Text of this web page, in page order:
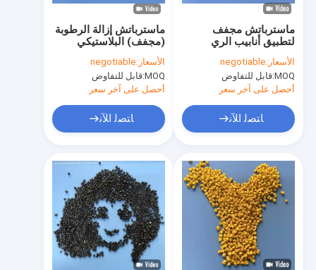
منتجات
معلومات عنا
جولة في المعمل
ماسترباتش إزالة الرطوبة
(مجفف) البلاستيكي
للتطبيقات الزراعية
الأسعار:negotiable
MOQ: قابل للتفاوض
أحصل على آخر سعر
ﺎﺘﺼﻟ ﺍﻶﻧ
ماسترباتش مجفف
لتطبيق أنابيب الري
وظيفة إزالة الرطوبة
الأسعار:negotiable
MOQ: قابل للتفاوض
أحصل على آخر سعر
ﺎﺘﺼﻟ ﺍﻶﻧ